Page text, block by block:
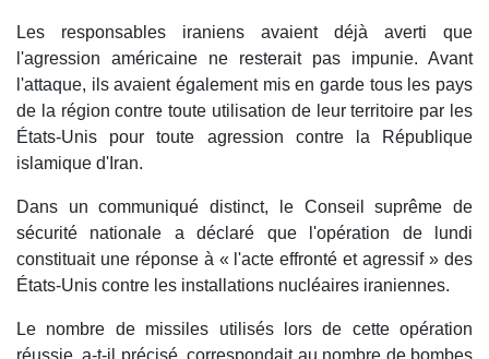
Les responsables iraniens avaient déjà averti que
l'agression américaine ne resterait pas impunie. Avant
l'attaque, ils avaient également mis en garde tous les pays
de la région contre toute utilisation de leur territoire par les
États-Unis pour toute agression contre la République
islamique d'Iran.
Dans un communiqué distinct, le Conseil suprême de
sécurité nationale a déclaré que l'opération de lundi
constituait une réponse à « l'acte effronté et agressif » des
États-Unis contre les installations nucléaires iraniennes.
Le nombre de missiles utilisés lors de cette opération
réussie, a-t-il précisé, correspondait au nombre de bombes